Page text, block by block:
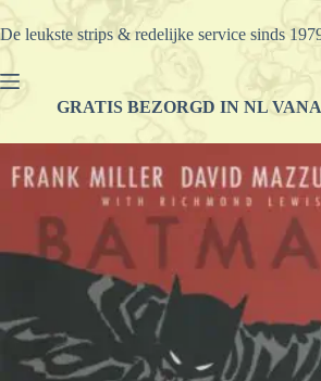
Ga
naar
De leukste strips & redelijke service sinds
GRATIS BEZORGD IN NL